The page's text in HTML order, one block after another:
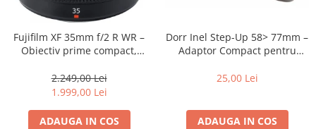
Fujifilm XF 35mm f/2 R WR –
Obiectiv prime compact,
intemperii pentru fotografie
de zi cu zi
2.249,00 Lei
1.999,00 Lei
ADAUGA IN COS
Dorr Inel Step-Up 58> 77mm –
Adaptor Compact pentru
25,00 Lei
ADAUGA IN COS